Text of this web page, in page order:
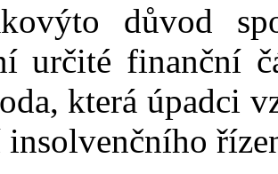
důvod
určité finanční
která úpadci
insolvenčního